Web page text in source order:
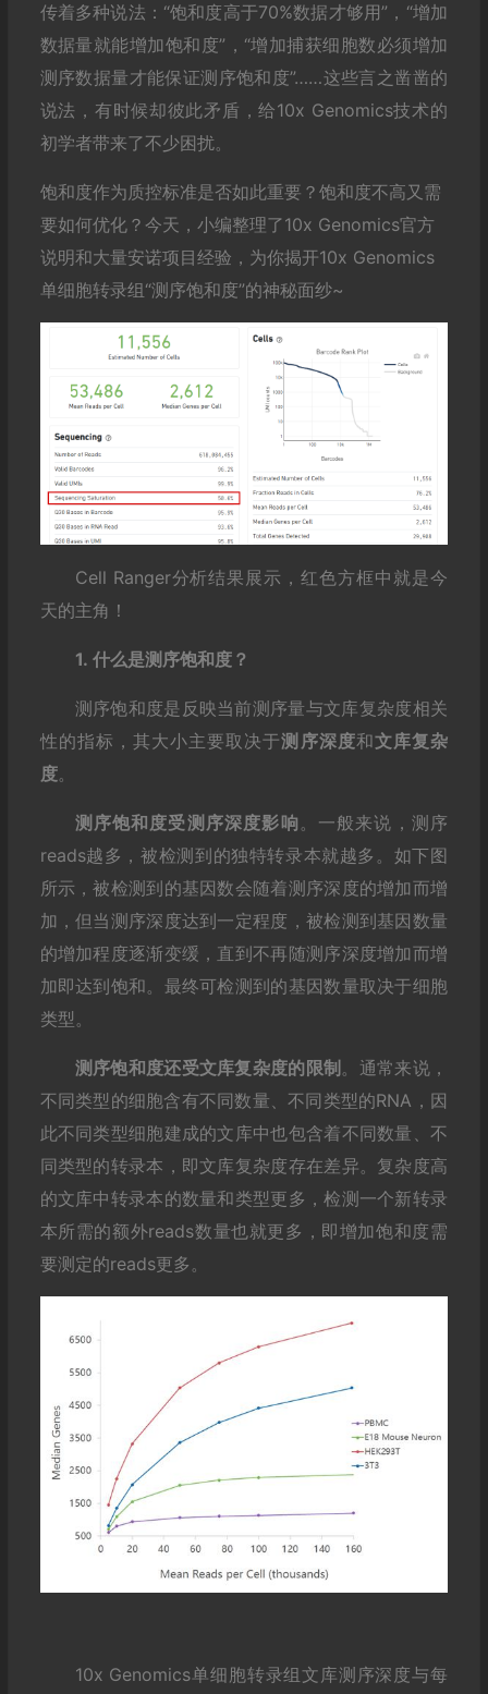
传着多种说法：“饱和度高于70%数据才够用”，“增加
数据量就能增加饱和度”，“增加捕获细胞数必须增加
测序数据量才能保证测序饱和度”……这些言之凿凿的
说法，有时候却彼此矛盾，给10x Genomics技术的
初学者带来了不少困扰。
饱和度作为质控标准是否如此重要？饱和度不高又需
要如何优化？今天，小编整理了10x Genomics官方
说明和大量安诺项目经验，为你揭开10x Genomics
单细胞转录组“测序饱和度”的神秘面纱~
Cell Ranger分析结果展示，红色方框中就是今
天的主角！
1. 什么是测序饱和度？
测序饱和度是反映当前测序量与文库复杂度相关
性的指标，其大小主要取决于测序深度和文库复杂
度。
测序饱和度受测序深度影响。一般来说，测序
reads越多，被检测到的独特转录本就越多。如下图
所示，被检测到的基因数会随着测序深度的增加而增
加，但当测序深度达到一定程度，被检测到基因数量
的增加程度逐渐变缓，直到不再随测序深度增加而增
加即达到饱和。最终可检测到的基因数量取决于细胞
类型。
测序饱和度还受文库复杂度的限制 。通常来说，
不同类型的细胞含有不同数量、不同类型的RNA，因
此不同类型细胞建成的文库中也包含着不同数量、不
同类型的转录本，即文库复杂度存在差异。复杂度高
的文库中转录本的数量和类型更多，检测一个新转录
本所需的额外reads数量也就更多，即增加饱和度需
要测定的reads更多。
10x Genomics单细胞转录组文库测序深度与每